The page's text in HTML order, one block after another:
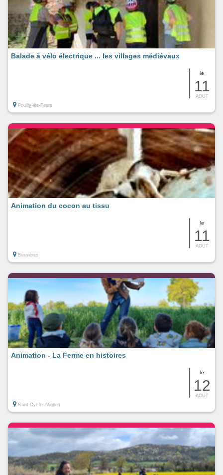
le
11
AOUT
Balade à vélo électrique ... les villages médiévaux
Pouilly-lès-Feurs
le
11
AOUT
Animation du cocon au tissu
Bussières
le
12
AOUT
Animation - La Ferme en histoires
Saint-Cyr-les-Vignes